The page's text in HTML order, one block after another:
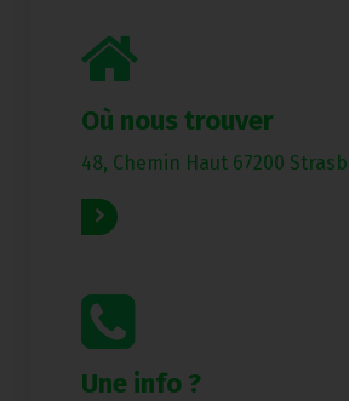
Où nous trouver
48, Chemin Haut 67200
Read More
Une info ?